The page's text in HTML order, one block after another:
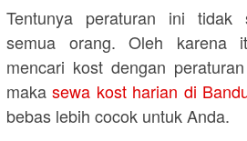
Tentunya peraturan ini tidak
semua orang. Oleh karena
mencari kost dengan
makasewa kost harian di
bebas lebih cocok untuk Anda.